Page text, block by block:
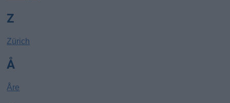
Z
Zürich
Å
Åre